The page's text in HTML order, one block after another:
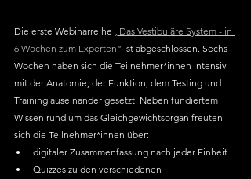
Die erste Webinarreihe
„Das Vestibuläre System - in
6 Wochen zum Experten“ ist abgeschlossen. Sechs
Wochen haben sich die Teilnehmer*innen intensiv
mit der Anatomie, der Funktion, dem Testing und
Training auseinander gesetzt. Neben fundiertem
Wissen rund um das Gleichgewichtsorgan freuten
sich die Teilnehmer*innen über:
digitaler Zusammenfassung nach jeder Einheit
Quizzes zu den verschiedenen